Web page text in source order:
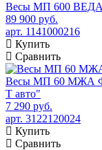
Весы МП 600 ВЕДА
89 900 руб.
арт. 1141000216
Купить
Сравнить
Весы МП 60 МЖА Ф-
Т авто"
7 290 руб.
арт. 3122120024
Купить
Сравнить